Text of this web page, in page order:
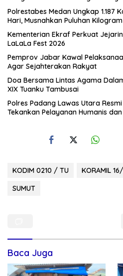
Polrestabes Medan Ungkap 1.187
Hari, Musnahkan Puluhan
Kementerian Ekraf Perkuat
LaLaLa Fest 2026
Pemprov Jabar Kawal
Agar Sejahterakan Rakyat
Doa Bersama Lintas Agama
XIX Tuanku Tambusai
Polres Padang Lawas Utara
Tekankan Pelayanan Humanis
KODIM 0210 / TU KORAMIL
SUMUT
Baca Juga